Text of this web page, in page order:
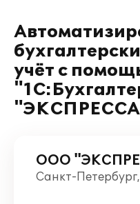
учёт с
ООО
Санкт-